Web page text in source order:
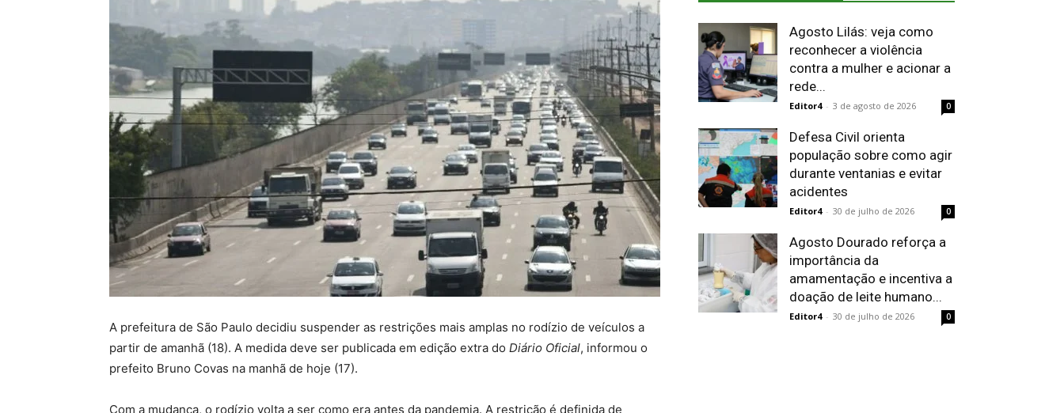
A prefeitura de São Paulo decidiu suspender as restrições mais amplas no rodízio de veículos a
partir de amanhã (18). A medida deve ser publicada em edição extra do Diário Oficial, informou o
prefeito Bruno Covas na manhã de hoje (17).
Com a mudança, o rodízio volta a ser como era antes da pandemia. A restrição é definida de
Agosto Lilás: veja como
reconhecer a violência
contra a mulher e acionar a
rede...
Editor4 - 3 de agosto de 2026 0
Defesa Civil orienta
população sobre como agir
durante ventanias e evitar
acidentes
Editor4 - 30 de julho de 2026 0
Agosto Dourado reforça a
importância da
amamentação e incentiva a
doação de leite humano...
Editor4 - 30 de julho de 2026 0